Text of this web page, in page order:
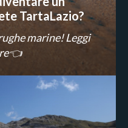
TartaLazio?
marine! Leggi